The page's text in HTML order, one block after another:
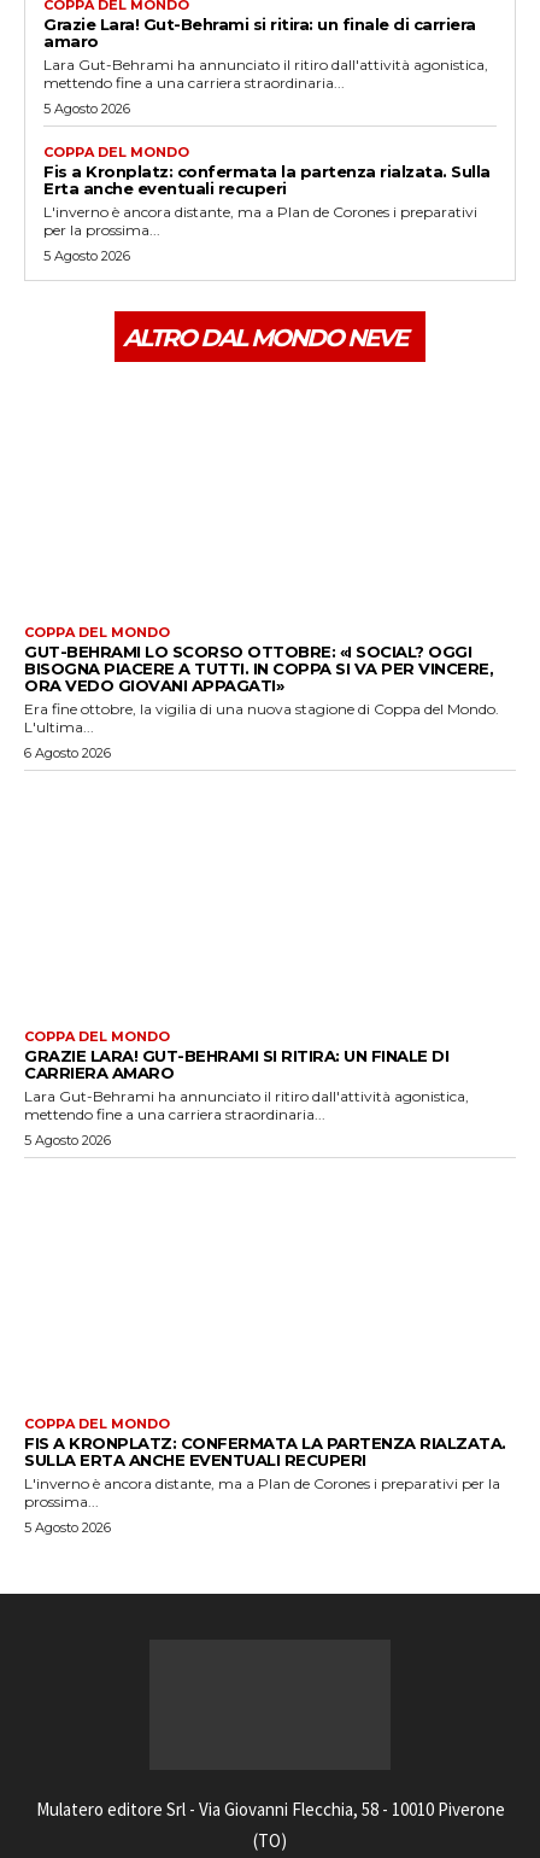
COPPA DEL MONDO
Grazie Lara! Gut-Behrami si ritira: un finale di carriera
amaro
Lara Gut-Behrami ha annunciato il ritiro dall'attività agonistica,
mettendo fine a una carriera straordinaria...
5 Agosto 2026
COPPA DEL MONDO
Fis a Kronplatz: confermata la partenza rialzata. Sulla
Erta anche eventuali recuperi
L'inverno è ancora distante, ma a Plan de Corones i preparativi
per la prossima...
5 Agosto 2026
ALTRO DAL MONDO NEVE
COPPA DEL MONDO
GUT-BEHRAMI LO SCORSO OTTOBRE: «I SOCIAL? OGGI
BISOGNA PIACERE A TUTTI. IN COPPA SI VA PER VINCERE,
ORA VEDO GIOVANI APPAGATI»
Era fine ottobre, la vigilia di una nuova stagione di Coppa del Mondo.
L'ultima...
6 Agosto 2026
COPPA DEL MONDO
GRAZIE LARA! GUT-BEHRAMI SI RITIRA: UN FINALE DI
CARRIERA AMARO
Lara Gut-Behrami ha annunciato il ritiro dall'attività agonistica,
mettendo fine a una carriera straordinaria...
5 Agosto 2026
COPPA DEL MONDO
FIS A KRONPLATZ: CONFERMATA LA PARTENZA RIALZATA.
SULLA ERTA ANCHE EVENTUALI RECUPERI
L'inverno è ancora distante, ma a Plan de Corones i preparativi per la
prossima...
5 Agosto 2026
Mulatero editore Srl - Via Giovanni Flecchia, 58 - 10010 Piverone
(TO)